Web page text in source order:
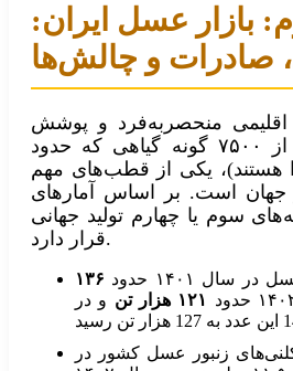
بازار عسل ایران:
صادرات و چالش‌ها
اقلیمی منحصربه‌فرد و پوشش
گیاهی غنی (با بیش از ۷۵۰۰ گونه گیاهی که حدود
جهان است. بر اساس آمارهای
سوم یا چهارم تولید جهانی
قرار دارد.
سال ۱۴۰۱ حدود
۱۳۶
۱۲۱ هزار تن
و در
زنبور عسل کشور در